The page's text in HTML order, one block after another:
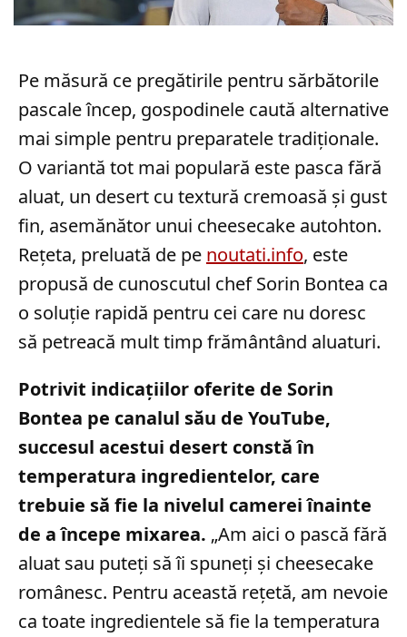
Pe măsură ce pregătirile pentru sărbătorile
pascale încep, gospodinele caută alternative
mai simple pentru preparatele tradiționale.
O variantă tot mai populară este pasca fără
aluat, un desert cu textură cremoasă și gust
fin, asemănător unui cheesecake autohton.
Rețeta, preluată de pe noutati.info, este
propusă de cunoscutul chef Sorin Bontea ca
o soluție rapidă pentru cei care nu doresc
să petreacă mult timp frământând aluaturi.
Potrivit indicațiilor oferite de Sorin
Bontea pe canalul său de YouTube,
succesul acestui desert constă în
temperatura ingredientelor, care
trebuie să fie la nivelul camerei înainte
de a începe mixarea. „Am aici o pască fără
aluat sau puteți să îi spuneți și cheesecake
românesc. Pentru această rețetă, am nevoie
ca toate ingredientele să fie la temperatura